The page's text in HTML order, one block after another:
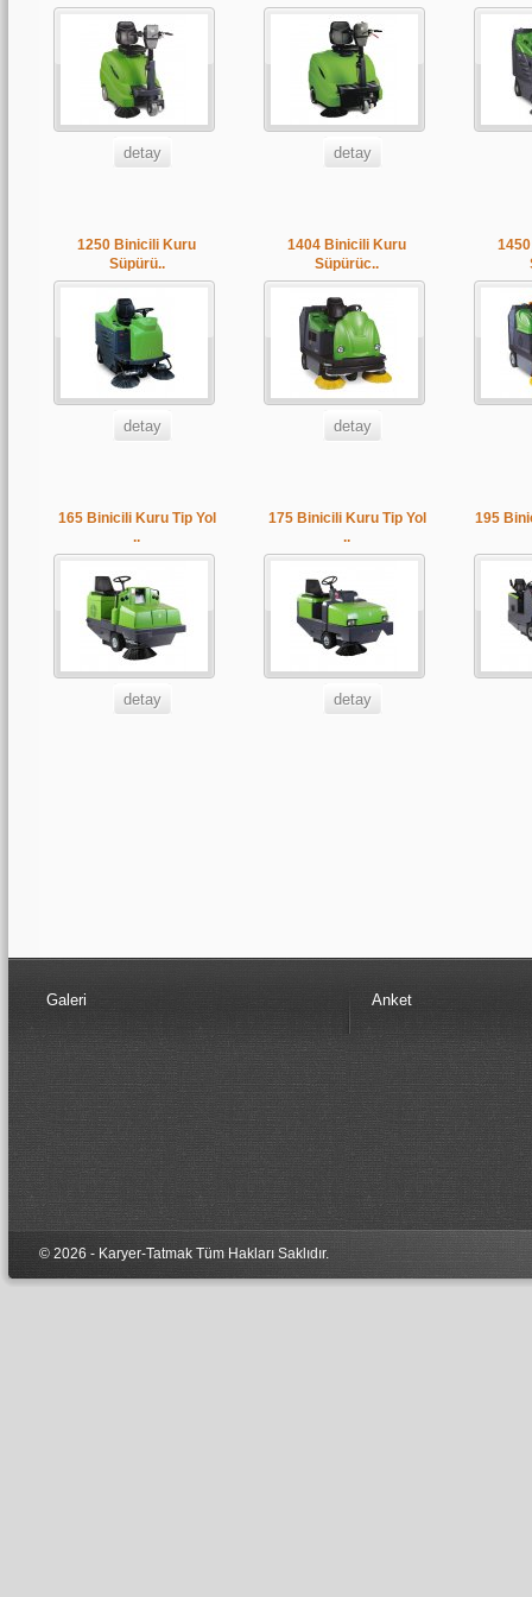
detay detay
1250 Binicili Kuru
Süpürü..
detay
1404 Binicili Kuru
Süpürüc..
detay
165 Binicili Kuru Tip Yol
..
detay
175 Binicili Kuru Tip Yol
..
detay
195
Galeri Anket
© 2026 - Karyer-Tatmak Tüm Hakları